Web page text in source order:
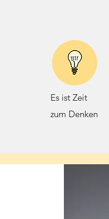
Es ist Zeit
zum Denken